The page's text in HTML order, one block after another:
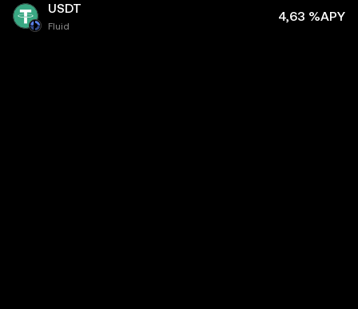
USDT
Fluid
4,63 %APY